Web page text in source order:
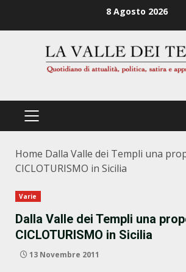
8 Agosto 2026
PRIMÄRES
Home Dalla Valle dei Templi una
CICLOTURISMO in Sicilia
Varie
Dalla Valle dei Templi una
CICLOTURISMO in Sicilia
13 Novembre 2011